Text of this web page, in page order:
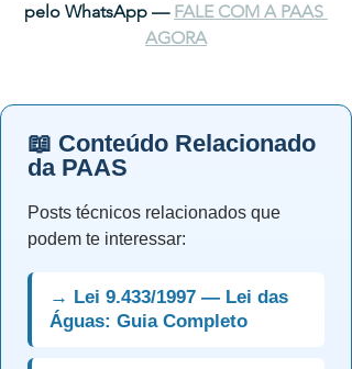
pelo WhatsApp — FALE COM A PAAS
AGORA
📖 Conteúdo Relacionado
da PAAS
Posts técnicos relacionados que
podem te interessar:
→ Lei 9.433/1997 — Lei das
Águas: Guia Completo